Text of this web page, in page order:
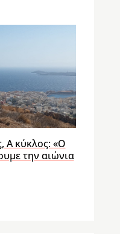
Α κύκλος: «Ο
την αιώνια